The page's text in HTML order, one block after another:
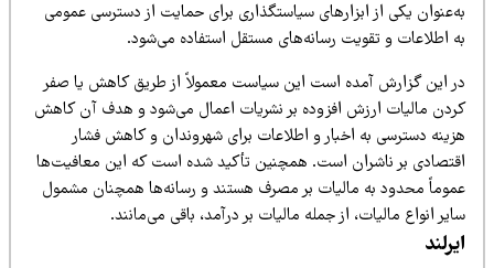
یکی از ابزارهای سیاستگذاری برای حمایت از دسترسی عمومی
اطلاعات و تقویت رسانه‌های مستقل استفاده می‌شود.
این گزارش آمده است این سیاست معمولاً از طریق کاهش یا صفر
مالیات ارزش افزوده بر نشریات اعمال می‌شود و هدف آن کاهش
دسترسی به اخبار و اطلاعات برای شهروندان و کاهش فشار
بر ناشران است. همچنین تأکید شده است که این معافیت‌ها
محدود به مالیات بر مصرف هستند و رسانه‌ها همچنان مشمول
انواع مالیات، از جمله مالیات بر درآمد، باقی می‌مانند.